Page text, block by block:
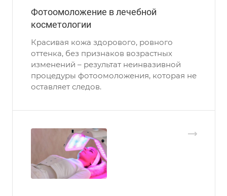
Фотоомоложение в лечебной
косметологии
Красивая кожа здорового, ровного
оттенка, без признаков возрастных
изменений – результат неинвазивной
процедуры фотоомоложения, которая не
оставляет следов.